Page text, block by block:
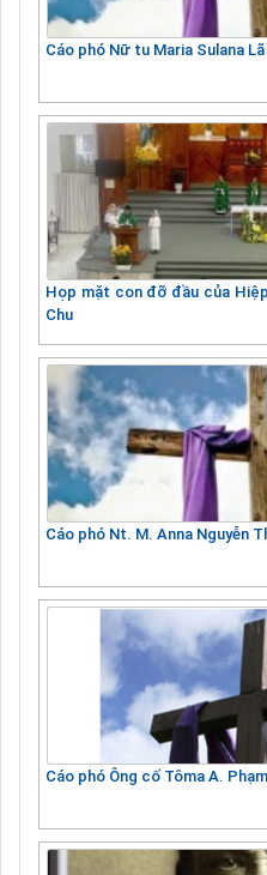
Cáo phó Nữ tu Maria Sulana
Họp mặt con đỡ đầu của
Chu
Cáo phó Nt. M. Anna Nguyễn
Cáo phó Ông cố Tôma A.